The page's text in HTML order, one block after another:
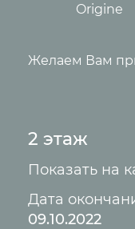
Origine
Желаем Вам
2 этаж
Показать на
Дата
09.10.2022